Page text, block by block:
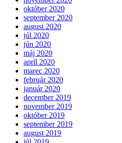
október 2020
september 2020
august 2020
júl 2020
jún 2020
máj 2020
apríl 2020
marec 2020
február 2020
január 2020
december 2019
november 2019
október 2019
september 2019
august 2019